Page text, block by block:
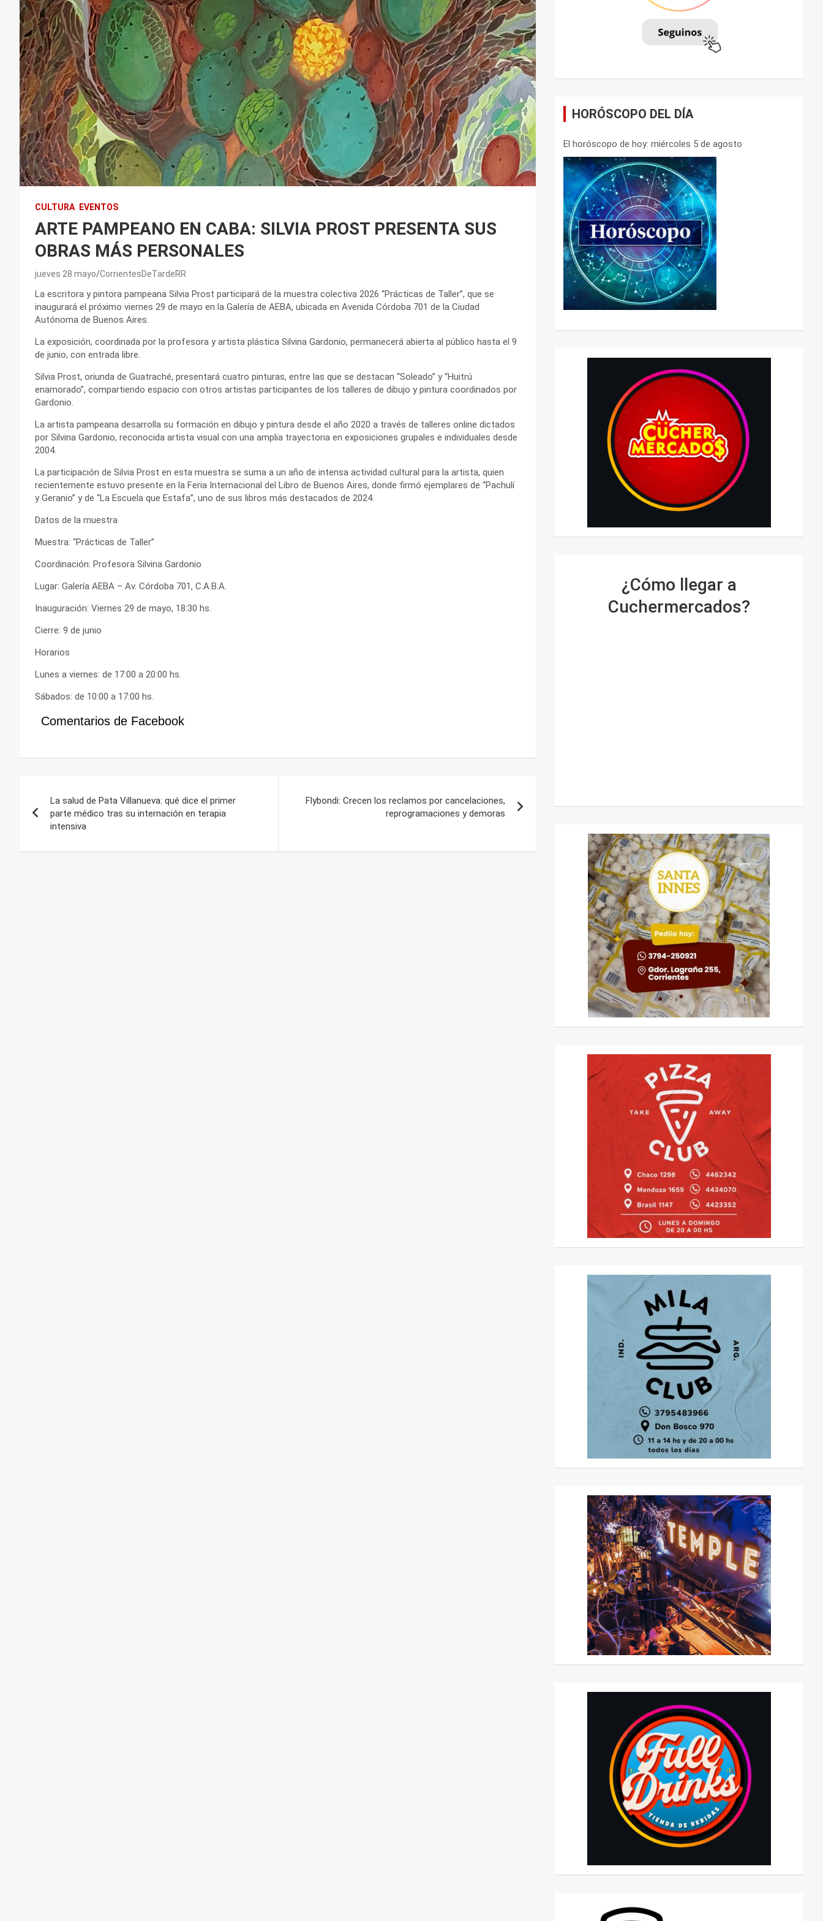
CULTURA EVENTOS
ARTE PAMPEANO EN CABA: SILVIA PROST PRESENTA SUS
OBRAS MÁS PERSONALES
jueves 28 mayo CorrientesDeTardeRR
La escritora y pintora pampeana Silvia Prost participará de la muestra colectiva 2026 “Prácticas de Taller”, que se
inaugurará el próximo viernes 29 de mayo en la Galería de AEBA, ubicada en Avenida Córdoba 701 de la Ciudad
Autónoma de Buenos Aires.
La exposición, coordinada por la profesora y artista plástica Silvina Gardonio, permanecerá abierta al público hasta el 9
de junio, con entrada libre.
Silvia Prost, oriunda de Guatraché, presentará cuatro pinturas, entre las que se destacan “Soleado” y “Huitrú
enamorado”, compartiendo espacio con otros artistas participantes de los talleres de dibujo y pintura coordinados por
Gardonio.
La artista pampeana desarrolla su formación en dibujo y pintura desde el año 2020 a través de talleres online dictados
por Silvina Gardonio, reconocida artista visual con una amplia trayectoria en exposiciones grupales e individuales desde
2004.
La participación de Silvia Prost en esta muestra se suma a un año de intensa actividad cultural para la artista, quien
recientemente estuvo presente en la Feria Internacional del Libro de Buenos Aires, donde firmó ejemplares de “Pachulí
y Geranio” y de “La Escuela que Estafa”, uno de sus libros más destacados de 2024.
Datos de la muestra
Muestra: “Prácticas de Taller”
Coordinación: Profesora Silvina Gardonio
Lugar: Galería AEBA – Av. Córdoba 701, C.A.B.A.
Inauguración: Viernes 29 de mayo, 18:30 hs.
Cierre: 9 de junio
Horarios
Lunes a viernes: de 17:00 a 20:00 hs.
Sábados: de 10:00 a 17:00 hs.
Comentarios de Facebook
de
La salud de Pata Villanueva: qué dice el primer
parte médico tras su internación en terapia
intensiva
Flybondi: Crecen los reclamos por cancelaciones,
reprogramaciones y demoras
HORÓSCOPO DEL DÍA
El horóscopo de hoy: miércoles 5 de agosto
¿Cómo llegar a
Cuchermercados?